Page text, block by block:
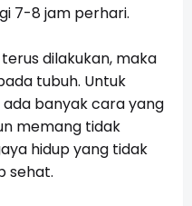
7-8 jam perhari.
dilakukan, maka
tubuh. Untuk
banyak cara yang
memang tidak
hidup yang tidak
sehat.